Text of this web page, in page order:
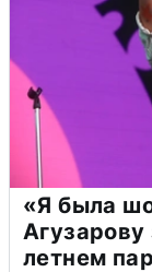
«Я была
летнем